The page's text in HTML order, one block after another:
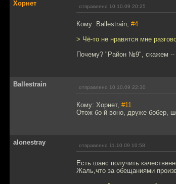
Хорнет отправлено 10.10.09 20:25
Кому: Ballestrain, #4
> Чё-то не нравятся мне
Почему? "Район №9", скажем
Ballestrain отправлено 10.10.09 22:30
Кому: Хорнет, #11
Отож бо й воно, друже бобер,
alonestray отправлено 11.10.09 10:58
Есть шанс получить
Жаль,что за обещаниями